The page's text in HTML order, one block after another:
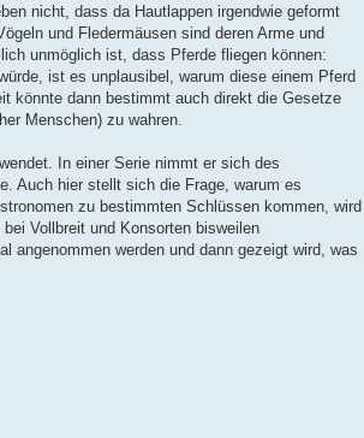
nicht, dass da Hautlappen irgendwie geformt
und Fledermäusen sind deren Arme und
unmöglich ist, dass Pferde fliegen können:
ist es unplausibel, warum diese einem Pferd
könnte dann bestimmt auch direkt die Gesetze
Menschen) zu wahren.
In einer Serie nimmt er sich des
Auch hier stellt sich die Frage, warum es
zu bestimmten Schlüssen kommen, wird
Vollbreit und Konsorten bisweilen
angenommen werden und dann gezeigt wird, was